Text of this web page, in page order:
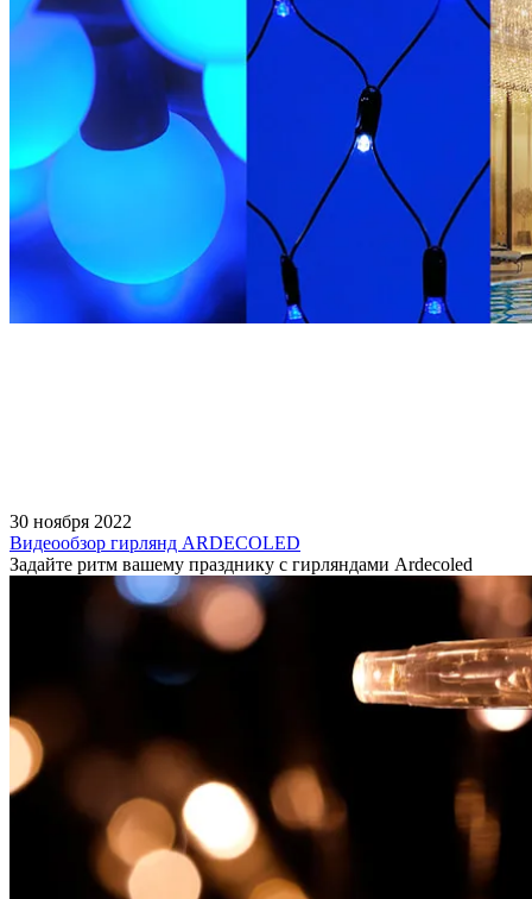
30 ноября 2022
Видеообзор гирлянд ARDECOLED
Задайте ритм вашему празднику с гирляндами Ardecoled